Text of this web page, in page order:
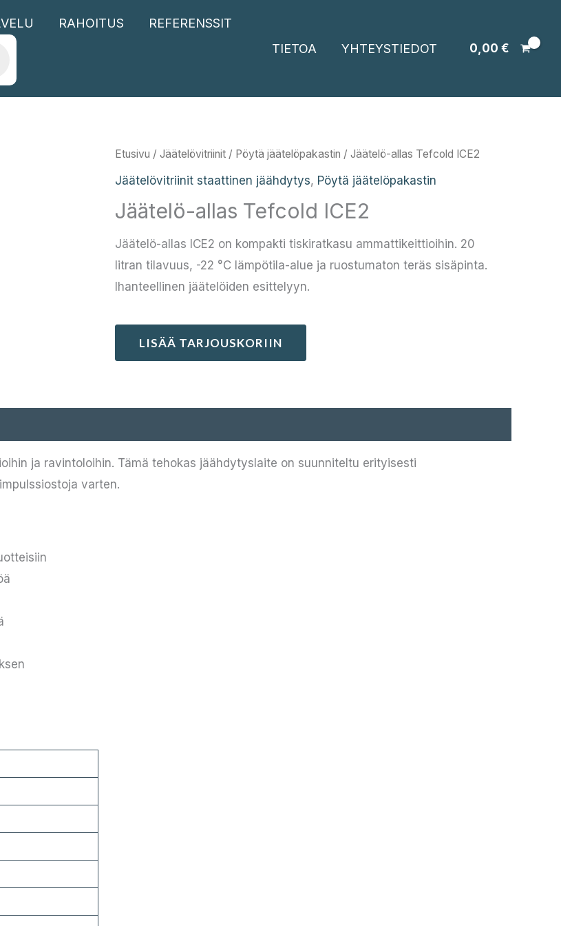
RAHOITUS REFERENSSIT
TIETOA YHTEYSTIEDOT 0,00 €
Etusivu / Jäätelövitriinit / Pöytä jäätelöpakastin / Jäätelö-allas Tefcold ICE2
Jäätelövitriinit staattinen jäähdytys, Pöytä jäätelöpakastin
Jäätelö-allas Tefcold ICE2
Jäätelö-allas ICE2 on kompakti tiskiratkasu ammattikeittioihin. 20
litran tilavuus, -22 °C lämpötila-alue ja ruostumaton teräs sisäpinta.
Ihanteellinen jäätelöiden esittelyyn.
LISÄÄ TARJOUSKORIIN
ja ravintoloihin. Tämä tehokas jäähdytyslaite on suunniteltu erityisesti
varten.